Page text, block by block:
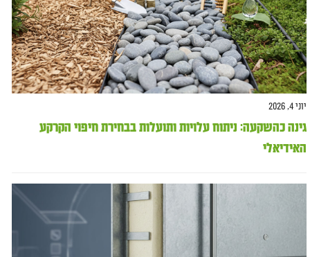
יוני 4, 2026
גינה כהשקעה: ניתוח עלויות ותועלות בבחירת חיפוי הקרקע
האידיאלי